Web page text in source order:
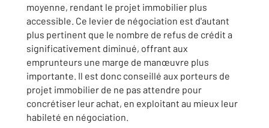
moyenne, rendant le projet immobilier plus
accessible. Ce levier de négociation est d'autant
plus pertinent que le nombre de refus de crédit a
significativement diminué, offrant aux
emprunteurs une marge de manœuvre plus
importante. Il est donc conseillé aux porteurs de
projet immobilier de ne pas attendre pour
concrétiser leur achat, en exploitant au mieux leur
habileté en négociation.